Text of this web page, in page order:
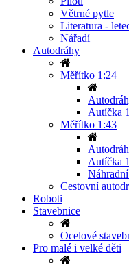
Větrné pytle
Literatura -
Nářadí
Autodráhy
Měřítko 1:24
Autíčka
Měřítko 1:43
Autíčka
Cestovní
Roboti
Stavebnice
Ocelové
Pro malé i velké děti